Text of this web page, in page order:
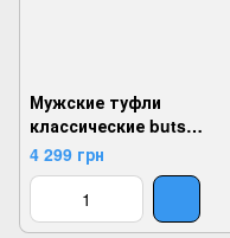
Мужские туфли
классические buts
1200384, Коричневый, 40,
2924180834188
4 299 грн